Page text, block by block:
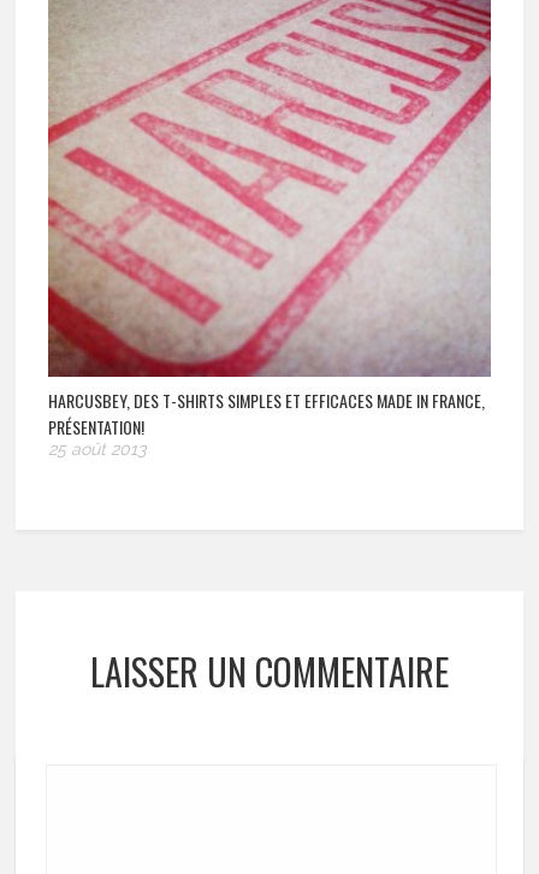
HARCUSBEY, DES T-SHIRTS SIMPLES ET EFFICACES MADE IN FRANCE,
PRÉSENTATION!
25 août 2013
LAISSER UN COMMENTAIRE